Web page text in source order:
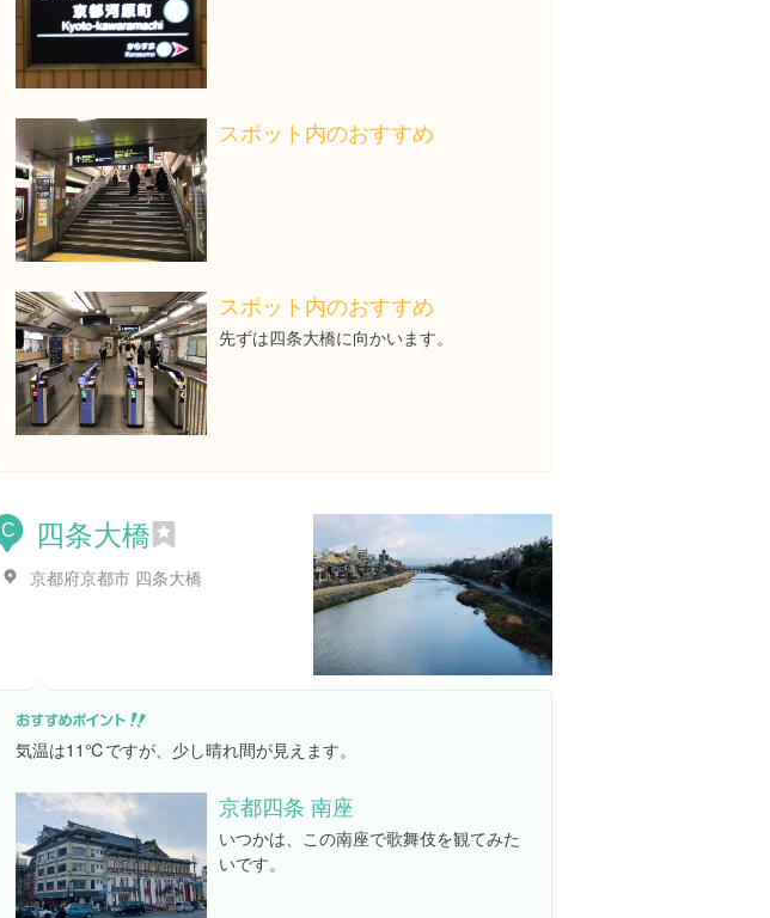
スポット内のおすすめ
スポット内のおすすめ
先ずは四条大橋に向かいます。
C 四条大橋
京都府京都市 四条大橋
気温は11℃ですが、少し晴れ間が見えます。
京都四条 南座
いつかは、この南座で歌舞伎を観てみた
いです。